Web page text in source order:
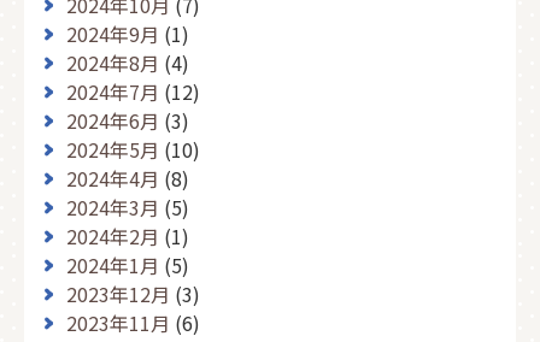
2024年9月 (1)
2024年8月 (4)
2024年7月 (12)
2024年6月 (3)
2024年5月 (10)
2024年4月 (8)
2024年3月 (5)
2024年2月 (1)
2024年1月 (5)
2023年12月 (3)
2023年11月 (6)